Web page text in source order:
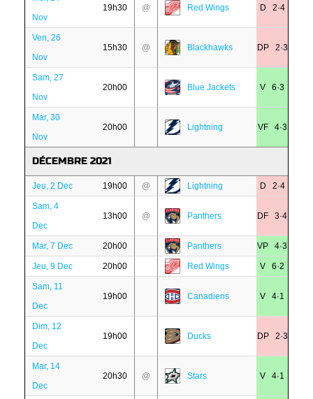
Nov
19h30 @ Red Wings D 2·4
Ven, 26
Nov
15h30 @ Blackhawks DP 2·3
Sam, 27
Nov
20h00 Blue Jackets V 6·3
Mar, 30
Nov
20h00 Lightning VF 4·3
DÉCEMBRE 2021
Jeu, 2 Dec 19h00 @ Lightning D 2·4
Sam, 4
Dec
13h00 @ Panthers DF 3·4
Mar, 7 Dec 20h00 Panthers VP 4·3
Jeu, 9 Dec 20h00 Red Wings V 6·2
Sam, 11
Dec
19h00 Canadiens V 4·1
Dim, 12
Dec
19h00 Ducks DP 2·3
Mar, 14
Dec
20h30 @ Stars V 4·1